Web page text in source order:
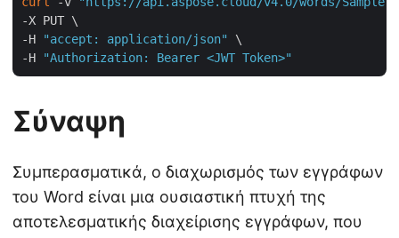
-X PUT \
-H
"accept: application/json"
\
-H
"Authorization: Bearer <JWT Token>"
Σύναψη
Συμπερασματικά, ο διαχωρισμός των εγγράφων
του Word είναι μια ουσιαστική πτυχή της
αποτελεσματικής διαχείρισης εγγράφων, που